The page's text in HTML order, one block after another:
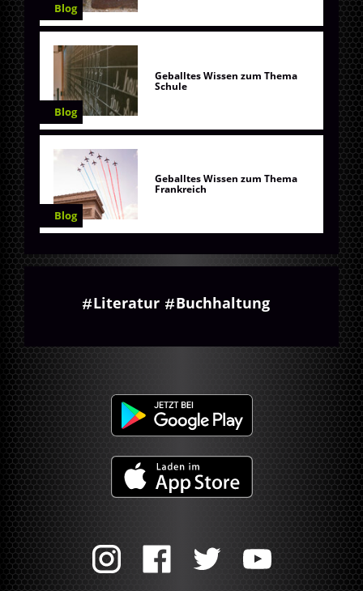
Blog
Blog
Geballtes Wissen zum Thema
Schule
Blog
Geballtes Wissen zum Thema
Frankreich
Literatur Buchhaltung